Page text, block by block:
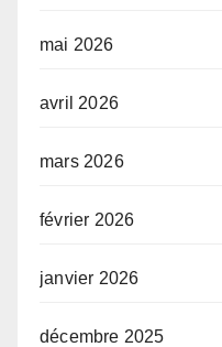
mai 2026
avril 2026
mars 2026
février 2026
janvier 2026
décembre 2025